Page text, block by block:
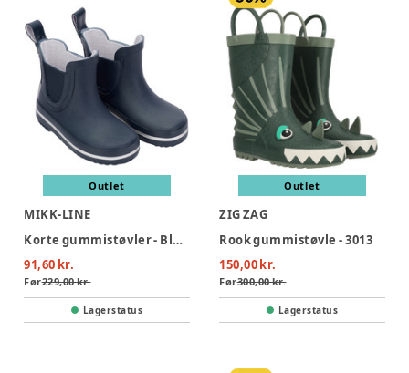
Outlet
MIKK-LINE
Korte gummistøvler - Blue Nights
91,60 kr.
Før229,00 kr.
Lagerstatus
Outlet
ZIG ZAG
Rook gummistøvle - 3013
150,00 kr.
Før300,00 kr.
Lagerstatus